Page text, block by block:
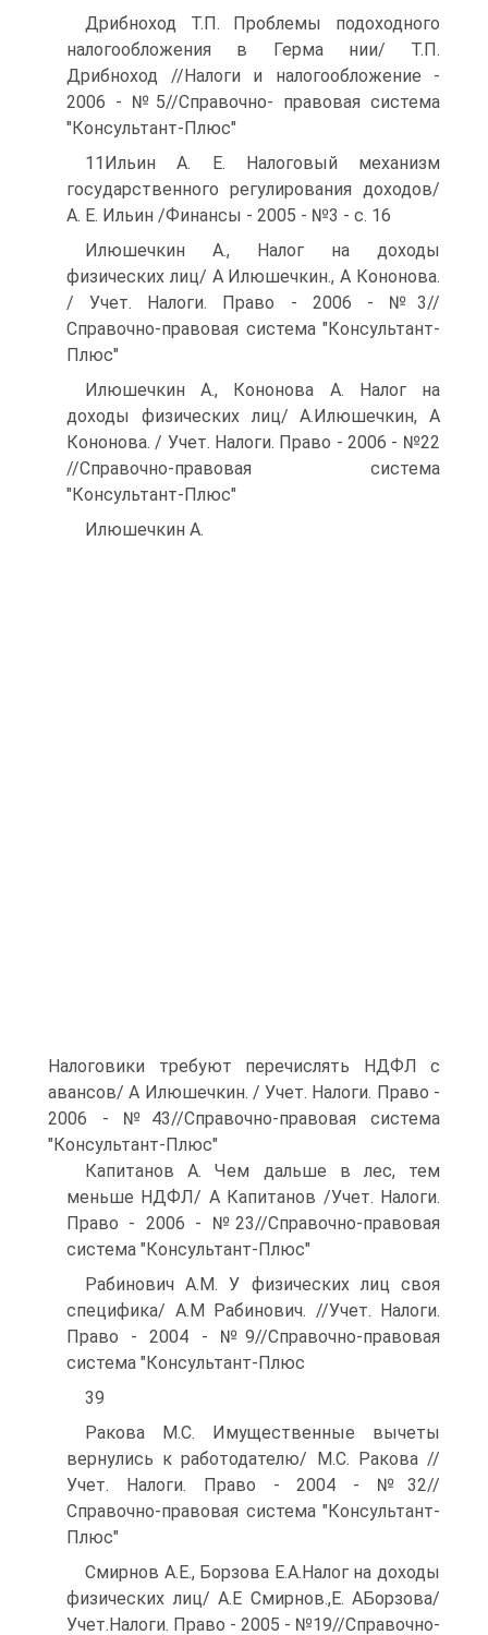
Дрибноход Т.П. Проблемы подоходного
налогообложения в Герма нии/ Т.П.
Дрибноход //Налоги и налогообложение -
2006 - №5//Справочно- правовая система
"Консультант-Плюс"
11Ильин А. Е. Налоговый механизм
государственного регулирования доходов/
А. Е. Ильин /Финансы - 2005 - №3 - с. 16
Илюшечкин А., Налог на доходы
физических лиц/ А Илюшечкин., А Кононова.
/ Учет. Налоги. Право - 2006 - №3//
Справочно-правовая система "Консультант-
Плюс"
Илюшечкин А., Кононова А. Налог на
доходы физических лиц/ А.Илюшечкин, А
Кононова. / Учет. Налоги. Право - 2006 - №22
//Справочно-правовая система
"Консультант-Плюс"
Илюшечкин А.
Налоговики требуют перечислять НДФЛ с
авансов/ А Илюшечкин. / Учет. Налоги. Право -
2006 - №43//Справочно-правовая система
"Консультант-Плюс"
Капитанов А. Чем дальше в лес, тем
меньше НДФЛ/ А Капитанов /Учет. Налоги.
Право - 2006 - №23//Справочно-правовая
система "Консультант-Плюс"
Рабинович A.M. У физических лиц своя
специфика/ A.M Рабинович. //Учет. Налоги.
Право - 2004 - №9//Справочно-правовая
система "Консультант-Плюс
39
Ракова М.С. Имущественные вычеты
вернулись к работодателю/ М.С. Ракова //
Учет. Налоги. Право - 2004 - №32//
Справочно-правовая система "Консультант-
Плюс"
Смирнов А.Е., Борзова Е.А.Налог на доходы
физических лиц/ А.Е Смирнов.,Е. АБорзова/
Учет.Налоги. Право - 2005 - №19//Справочно-